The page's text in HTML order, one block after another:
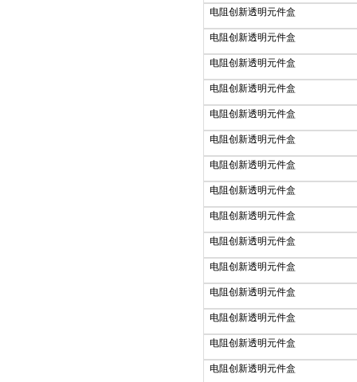
电阻创新透明元件盒
电阻创新透明元件盒
电阻创新透明元件盒
电阻创新透明元件盒
电阻创新透明元件盒
电阻创新透明元件盒
电阻创新透明元件盒
电阻创新透明元件盒
电阻创新透明元件盒
电阻创新透明元件盒
电阻创新透明元件盒
电阻创新透明元件盒
电阻创新透明元件盒
电阻创新透明元件盒
电阻创新透明元件盒